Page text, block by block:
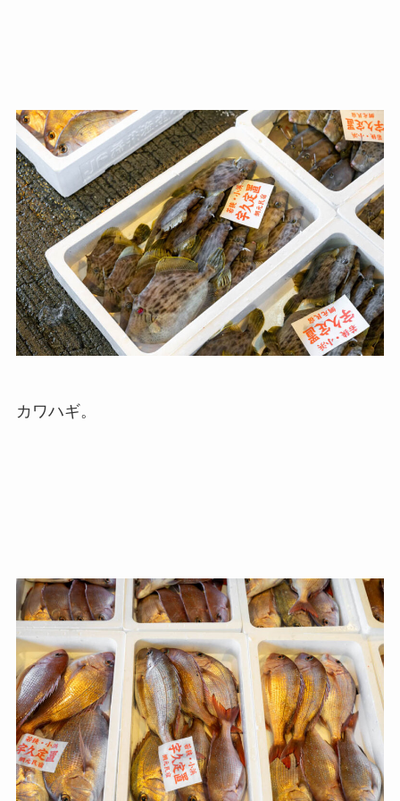
カワハギ。